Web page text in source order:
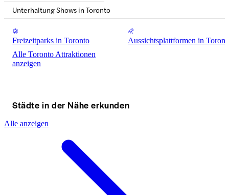
Unterhaltung Shows in Toronto
Freizeitparks in Toronto
Aussichtsplattformen in
Alle Toronto Attraktionen
anzeigen
Städte in der Nähe erkunden
Alle anzeigen